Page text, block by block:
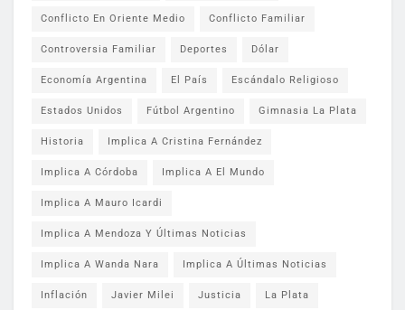
Conflicto En Oriente Medio Conflicto Familiar
Controversia Familiar Deportes Dólar
Economía Argentina El País Escándalo Religioso
Estados Unidos Fútbol Argentino Gimnasia La Plata
Historia Implica A Cristina Fernández
Implica A Córdoba Implica A El Mundo
Implica A Mauro Icardi
Implica A Mendoza Y Últimas Noticias
Implica A Wanda Nara Implica A Últimas Noticias
Inflación Javier Milei Justicia La Plata